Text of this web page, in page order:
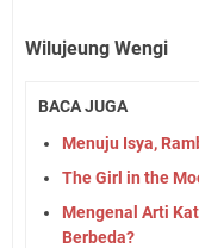
Wilujeung Wengi
BACA JUGA
Menuju Isya,
The Girl in the
Mengenal Arti
Berbeda?